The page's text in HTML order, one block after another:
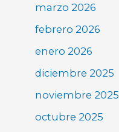
marzo 2026
febrero 2026
enero 2026
diciembre 2025
noviembre 2025
octubre 2025